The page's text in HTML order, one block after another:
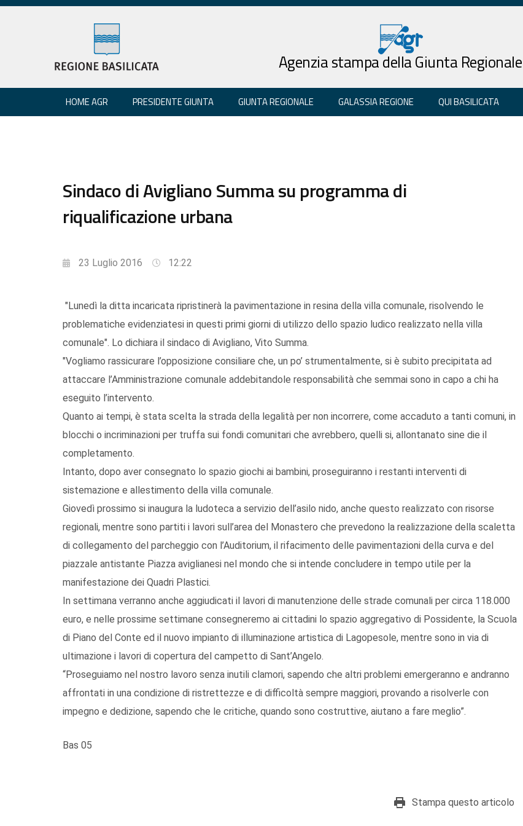
Agenzia stampa della Giunta Regionale
HOME AGR PRESIDENTE GIUNTA GIUNTA REGIONALE GALASSIA REGIONE QUI BASILICATA
Sindaco di Avigliano Summa su programma di
riqualificazione urbana
23 Luglio 2016 12:22
"Lunedì la ditta incaricata ripristinerà la pavimentazione in resina della villa comunale, risolvendo le
problematiche evidenziatesi in questi primi giorni di utilizzo dello spazio ludico realizzato nella villa
comunale". Lo dichiara il sindaco di Avigliano, Vito Summa.
"Vogliamo rassicurare l’opposizione consiliare che, un po’ strumentalmente, si è subito precipitata ad
attaccare l’Amministrazione comunale addebitandole responsabilità che semmai sono in capo a chi ha
eseguito l’intervento.
Quanto ai tempi, è stata scelta la strada della legalità per non incorrere, come accaduto a tanti comuni, in
blocchi o incriminazioni per truffa sui fondi comunitari che avrebbero, quelli si, allontanato sine die il
completamento.
Intanto, dopo aver consegnato lo spazio giochi ai bambini, proseguiranno i restanti interventi di
sistemazione e allestimento della villa comunale.
Giovedì prossimo si inaugura la ludoteca a servizio dell’asilo nido, anche questo realizzato con risorse
regionali, mentre sono partiti i lavori sull’area del Monastero che prevedono la realizzazione della scaletta
di collegamento del parcheggio con l’Auditorium, il rifacimento delle pavimentazioni della curva e del
piazzale antistante Piazza aviglianesi nel mondo che si intende concludere in tempo utile per la
manifestazione dei Quadri Plastici.
In settimana verranno anche aggiudicati il lavori di manutenzione delle strade comunali per circa 118.000
euro, e nelle prossime settimane consegneremo ai cittadini lo spazio aggregativo di Possidente, la Scuola
di Piano del Conte ed il nuovo impianto di illuminazione artistica di Lagopesole, mentre sono in via di
ultimazione i lavori di copertura del campetto di Sant’Angelo.
“Proseguiamo nel nostro lavoro senza inutili clamori, sapendo che altri problemi emergeranno e andranno
affrontati in una condizione di ristrettezze e di difficoltà sempre maggiori, provando a risolverle con
impegno e dedizione, sapendo che le critiche, quando sono costruttive, aiutano a fare meglio”.
Bas 05
Stampa questo articolo